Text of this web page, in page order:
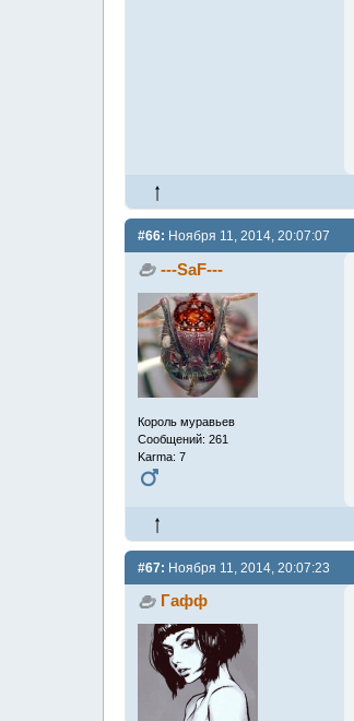
#66: Ноября 11, 2014, 20:07:07
---SaF---
Король муравьев
Сообщений: 261
Karma: 7
#67: Ноября 11, 2014, 20:07:23
Гафф